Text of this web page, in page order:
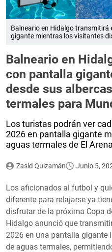
Balneario en Hidalgo transmitirá
gigante mientras los visitantes
Balneario en
con pantalla
desde sus
termales para
Los turistas podrán ver
2026 en pantalla gigante
aguas termales de El
Zasid Quizamán Junio 5,
Los aficionados al futbol y
diferente para relajarse ya
disfrutar de la próxima Copa
Hidalgo anunció que
2026 en una pantalla gigante
de aguas termales,